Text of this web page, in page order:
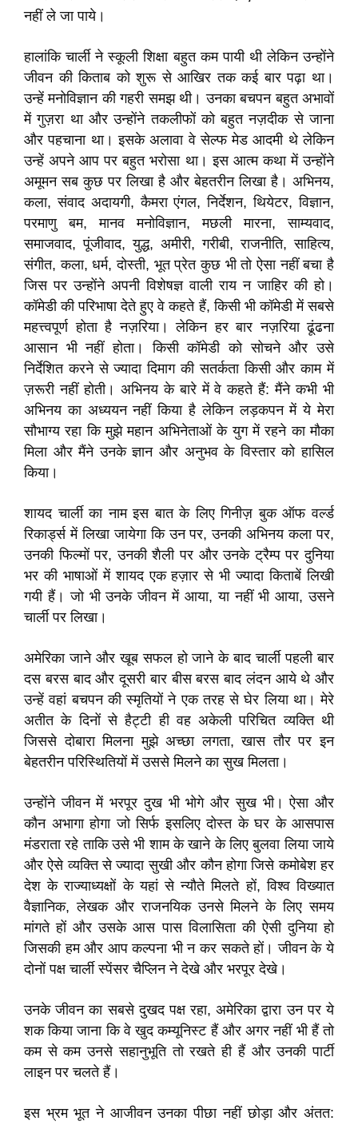
नहीं ले जा पाये।
हालांकि चार्ली ने स्कूली शिक्षा बहुत कम पायी थी लेकिन उन्होंने
जीवन की किताब को शुरू से आखिर तक कई बार पढ़ा था।
उन्हें मनोविज्ञान की गहरी समझ थी। उनका बचपन बहुत अभावों
में गुज़रा था और उन्होंने तकलीफों को बहुत नज़दीक से जाना
और पहचाना था। इसके अलावा वे सेल्फ मेड आदमी थे लेकिन
उन्हें अपने आप पर बहुत भरोसा था। इस आत्म कथा में उन्होंने
अमूमन सब कुछ पर लिखा है और बेहतरीन लिखा है। अभिनय,
कला, संवाद अदायगी, कैमरा एंगल, निर्देशन, थियेटर, विज्ञान,
परमाणु बम, मानव मनोविज्ञान, मछली मारना, साम्यवाद,
समाजवाद, पूंजीवाद, युद्ध, अमीरी, गरीबी, राजनीति, साहित्य,
संगीत, कला, धर्म, दोस्ती, भूत प्रेत कुछ भी तो ऐसा नहीं बचा है
जिस पर उन्होंने अपनी विशेषज्ञ वाली राय न जाहिर की हो।
कॉमेडी की परिभाषा देते हुए वे कहते हैं, किसी भी कॉमेडी में सबसे
महत्त्वपूर्ण होता है नज़रिया। लेकिन हर बार नज़रिया ढूंढना
आसान भी नहीं होता। किसी कॉमेडी को सोचने और उसे
निर्देशित करने से ज्यादा दिमाग की सतर्कता किसी और काम में
ज़रूरी नहीं होती। अभिनय के बारे में वे कहते हैं: मैंने कभी भी
अभिनय का अध्ययन नहीं किया है लेकिन लड़कपन में ये मेरा
सौभाग्य रहा कि मुझे महान अभिनेताओं के युग में रहने का मौका
मिला और मैंने उनके ज्ञान और अनुभव के विस्तार को हासिल
किया।
शायद चार्ली का नाम इस बात के लिए गिनीज़ बुक ऑफ वर्ल्ड
रिकार्ड्स में लिखा जायेगा कि उन पर, उनकी अभिनय कला पर,
उनकी फिल्मों पर, उनकी शैली पर और उनके ट्रैम्प पर दुनिया
भर की भाषाओं में शायद एक हज़ार से भी ज्यादा किताबें लिखी
गयी हैं। जो भी उनके जीवन में आया, या नहीं भी आया, उसने
चार्ली पर लिखा।
अमेरिका जाने और खूब सफल हो जाने के बाद चार्ली पहली बार
दस बरस बाद और दूसरी बार बीस बरस बाद लंदन आये थे और
उन्हें वहां बचपन की स्मृतियों ने एक तरह से घेर लिया था। मेरे
अतीत के दिनों से हैट्टी ही वह अकेली परिचित व्यक्ति थी
जिससे दोबारा मिलना मुझे अच्छा लगता, खास तौर पर इन
बेहतरीन परिस्थितियों में उससे मिलने का सुख मिलता।
उन्होंने जीवन में भरपूर दुख भी भोगे और सुख भी। ऐसा और
कौन अभागा होगा जो सिर्फ इसलिए दोस्त के घर के आसपास
मंडराता रहे ताकि उसे भी शाम के खाने के लिए बुलवा लिया जाये
और ऐसे व्यक्ति से ज्यादा सुखी और कौन होगा जिसे कमोबेश हर
देश के राज्याध्यक्षों के यहां से न्यौते मिलते हों, विश्व विख्यात
वैज्ञानिक, लेखक और राजनयिक उनसे मिलने के लिए समय
मांगते हों और उसके आस पास विलासिता की ऐसी दुनिया हो
जिसकी हम और आप कल्पना भी न कर सकते हों। जीवन के ये
दोनों पक्ष चार्ली स्पेंसर चैप्लिन ने देखे और भरपूर देखे।
उनके जीवन का सबसे दुखद पक्ष रहा, अमेरिका द्वारा उन पर ये
शक किया जाना कि वे खुद कम्यूनिस्ट हैं और अगर नहीं भी हैं तो
कम से कम उनसे सहानुभूति तो रखते ही हैं और उनकी पार्टी
लाइन पर चलते हैं।
इस भ्रम भूत ने आजीवन उनका पीछा नहीं छोड़ा और अंतत: